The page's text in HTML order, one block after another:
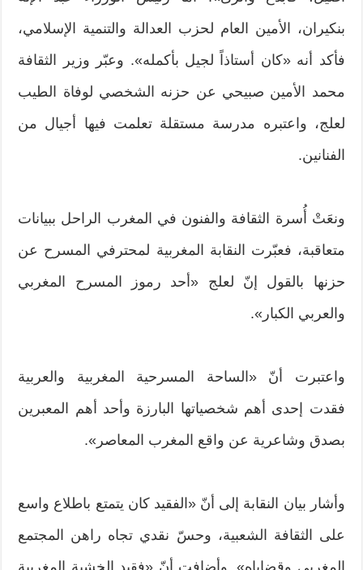
بنكيران، الأمين العام لحزب العدالة والتنمية الإسلامي،
فأكد أنه «كان أستاذاً لجيل بأكمله». وعبّر وزير الثقافة
محمد الأمين صبيحي عن حزنه الشخصي لوفاة الطيب
لعلج، واعتبره مدرسة مستقلة تعلمت فيها أجيال من
الفنانين.
ونعَتْ أُسرة الثقافة والفنون في المغرب الراحل ببيانات
متعاقبة، فعبّرت النقابة المغربية لمحترفي المسرح عن
حزنها بالقول إنّ لعلج «أحد رموز المسرح المغربي
والعربي الكبار».
واعتبرت أنّ «الساحة المسرحية المغربية والعربية
فقدت إحدى أهم شخصياتها البارزة وأحد أهم المعبرين
بصدق وشاعرية عن واقع المغرب المعاصر».
وأشار بيان النقابة إلى أنّ «الفقيد كان يتمتع باطلاع واسع
على الثقافة الشعبية، وحسّ نقدي تجاه راهن المجتمع
المغربي وقضاياه». وأضافت أنّ «فقيد الخشبة المغربية